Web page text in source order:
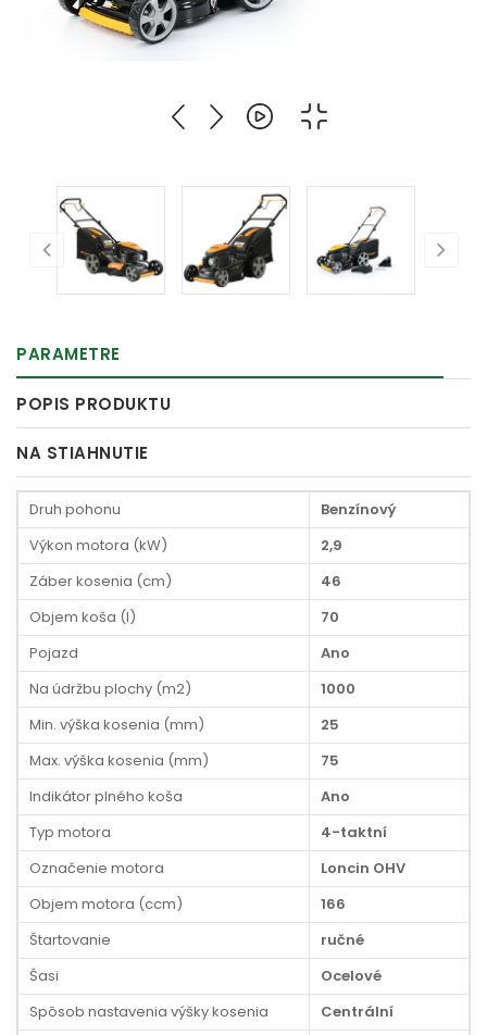
PARAMETRE
POPIS PRODUKTU
NA STIAHNUTIE
Druh pohonu
Benzínový
Výkon motora (kW)
2,9
Záber kosenia (cm)
46
Objem koša (l)
70
Pojazd
Ano
Na údržbu plochy (m2)
1000
Min. výška kosenia (mm)
25
Max. výška kosenia (mm)
75
Indikátor plného koša
Ano
Typ motora
4-taktní
Označenie motora
Loncin OHV
Objem motora (ccm)
166
Štartovanie
ručné
Šasi
Ocelové
Spôsob nastavenia výšky kosenia
Centrální